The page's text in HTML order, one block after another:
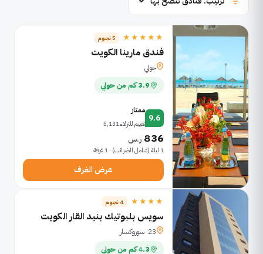
★★★★★ 5 نجوم
فندق مارينا الكويت
حولي
3.9 كم من حولي
9.6
ممتاز
تقييم للنزلاء 5,131
836 ر.س
1 ليلة (شامل الضرائب) · 1 غرفة
عرض الغرف
★★★★ 4 نجوم
سويس بلبوتيك بنيد القار الكويت
23. سوروكسار
4.3 كم من حولي